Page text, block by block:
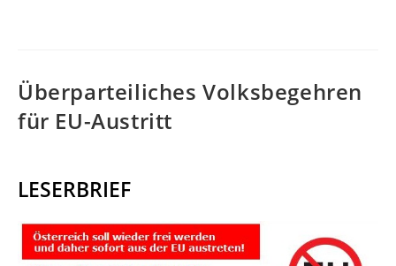
Überparteiliches Volksbegehren
für EU-Austritt
LESERBRIEF